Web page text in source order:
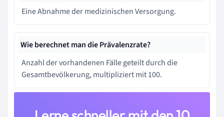
Eine Abnahme der medizinischen Versorgung.
Wie berechnet man die Prävalenzrate?
Anzahl der vorhandenen Fälle geteilt durch die
Gesamtbevölkerung, multipliziert mit 100.